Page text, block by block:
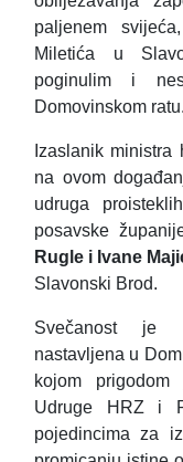
paljenem
Miletića u
poginulim i
Domovinskom ratu.
Izaslanik ministra
na ovom
udruga
posavske
Rugle i Ivane
Slavonski Brod.
Svečanost je
nastavljena u
kojom
Udruge HRZ i
pojedincimaza